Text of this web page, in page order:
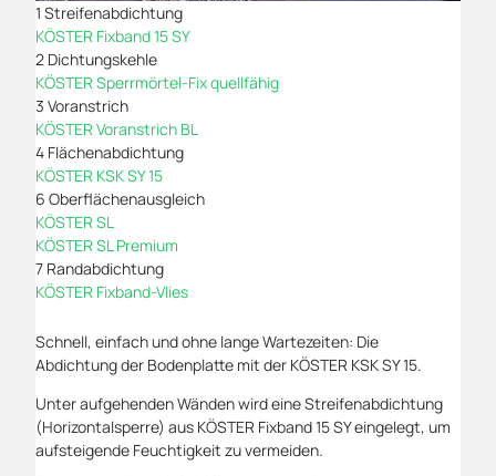
1 Streifenabdichtung
KÖSTER Fixband 15 SY
2 Dichtungskehle
KÖSTER Sperrmörtel-Fix quellfähig
3 Voranstrich
KÖSTER Voranstrich BL
4 Flächenabdichtung
KÖSTER KSK SY 15
6 Oberflächenausgleich
KÖSTER SL
KÖSTER SL Premium
7 Randabdichtung
KÖSTER Fixband-Vlies
Schnell, einfach und ohne lange Wartezeiten: Die
Abdichtung der Bodenplatte mit der KÖSTER KSK SY 15.
Unter aufgehenden Wänden wird eine Streifenabdichtung
(Horizontalsperre) aus KÖSTER Fixband 15 SY eingelegt, um
aufsteigende Feuchtigkeit zu vermeiden.